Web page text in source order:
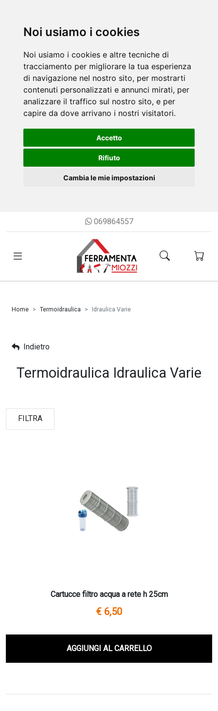
Noi usiamo i cookies
Noi usiamo i cookies e altre tecniche di
tracciamento per migliorare la tua esperienza
di navigazione nel nostro sito, per mostrarti
contenuti personalizzati e annunci mirati, per
analizzare il traffico sul nostro sito, e per
capire da dove arrivano i nostri visitatori.
Accetto
Rifiuto
Cambia le mie impostazioni
069864557
Home Termoidraulica Idraulica Varie
Indietro
Termoidraulica Idraulica Varie
FILTRA
Cartucce filtro acqua a rete h 25cm
€ 6,50
AGGIUNGI AL CARRELLO